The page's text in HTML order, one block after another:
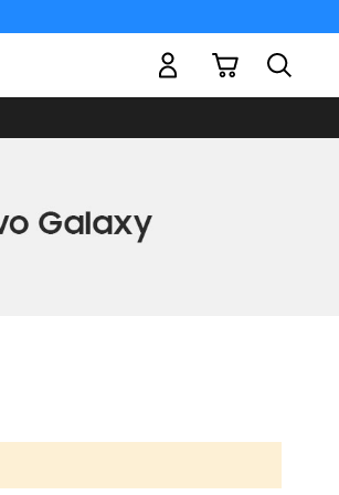
Mi carrito